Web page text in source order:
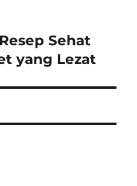
Sehat
yang Lezat